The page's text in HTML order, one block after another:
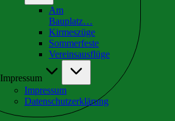
Am
Bauplatz…
Kirmeszüge
Sommerfeste
Vereinsausflüge
Impressum
Impressum
Datenschutzerklärung